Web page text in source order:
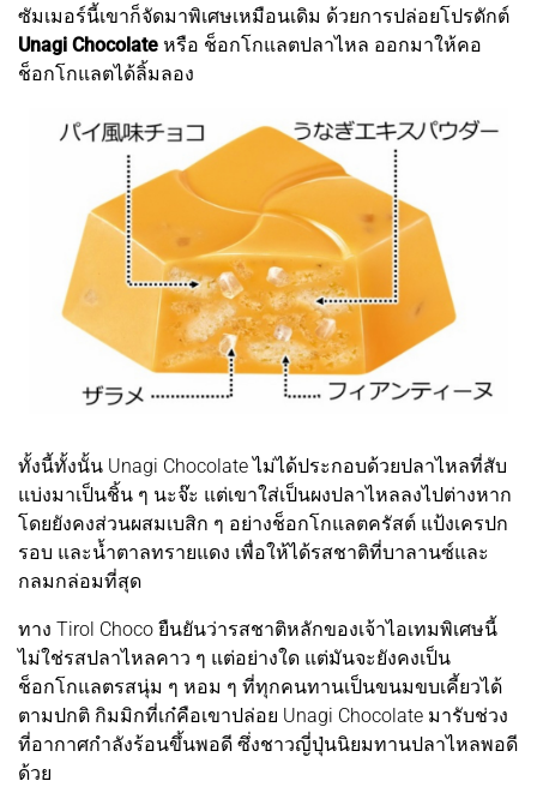
ซัมเมอร์นี้เขาก็จัดมาพิเศษเหมือนเดิม ด้วยการปล่อยโปรดักต์
Unagi Chocolate หรือ ช็อกโกแลตปลาไหล ออกมาให้คอ
ช็อกโกแลตได้ลิ้มลอง
ทั้งนี้ทั้งนั้น Unagi Chocolate ไม่ได้ประกอบด้วยปลาไหลที่สับ
แบ่งมาเป็นชิ้น ๆ นะจ๊ะ แต่เขาใส่เป็นผงปลาไหลลงไปต่างหาก
โดยยังคงส่วนผสมเบสิก ๆ อย่างช็อกโกแลตครัสต์ แป้งเครปก
รอบ และน้ำตาลทรายแดง เพื่อให้ได้รสชาติที่บาลานซ์และ
กลมกล่อมที่สุด
ทาง Tirol Choco ยืนยันว่ารสชาติหลักของเจ้าไอเทมพิเศษนี้
ไม่ใช่รสปลาไหลคาว ๆ แต่อย่างใด แต่มันจะยังคงเป็น
ช็อกโกแลตรสนุ่ม ๆ หอม ๆ ที่ทุกคนทานเป็นขนมขบเคี้ยวได้
ตามปกติ กิมมิกที่เก๋คือเขาปล่อย Unagi Chocolate มารับช่วง
ที่อากาศกำลังร้อนขึ้นพอดี ซึ่งชาวญี่ปุ่นนิยมทานปลาไหลพอดี
ด้วย